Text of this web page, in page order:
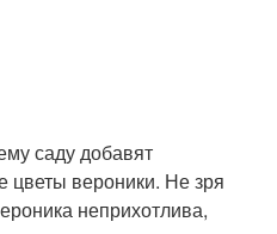
саду добавят
цветы вероники. Не зря
неприхотлива,